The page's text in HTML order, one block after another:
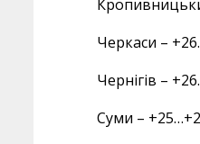
Черкаси –
Чернігів –
Суми –